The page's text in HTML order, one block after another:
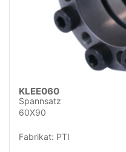
KLEE060
Spannsatz
60X90
Fabrikat: PTI